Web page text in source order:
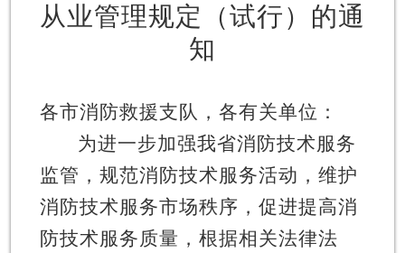
从业管理规定（试行）的通
知
各市消防救援支队，各有关单位：
为进一步加强我省消防技术服务
监管，规范消防技术服务活动，维护
消防技术服务市场秩序，促进提高消
防技术服务质量，根据相关法律法